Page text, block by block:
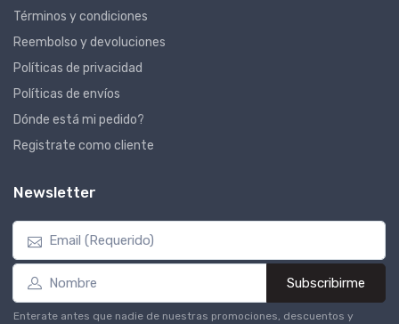
Términos y condiciones
Reembolso y devoluciones
Políticas de privacidad
Políticas de envíos
Dónde está mi pedido?
Registrate como cliente
Newsletter
Subscribirme
Enterate antes que nadie de nuestras promociones, descuentos y